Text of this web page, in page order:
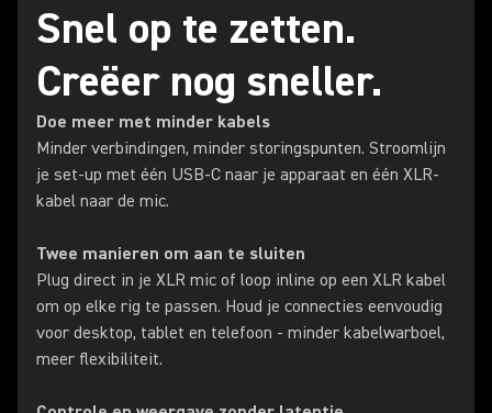
Snel op te zetten.
Creëer nog sneller.
Doe meer met minder kabels
Minder verbindingen, minder storingspunten. Stroomlijn
je set-up met één USB-C naar je apparaat en één XLR-
kabel naar de mic.
Twee manieren om aan te sluiten
Plug direct in je XLR mic of loop inline op een XLR kabel
om op elke rig te passen. Houd je connecties eenvoudig
voor desktop, tablet en telefoon - minder kabelwarboel,
meer flexibiliteit.